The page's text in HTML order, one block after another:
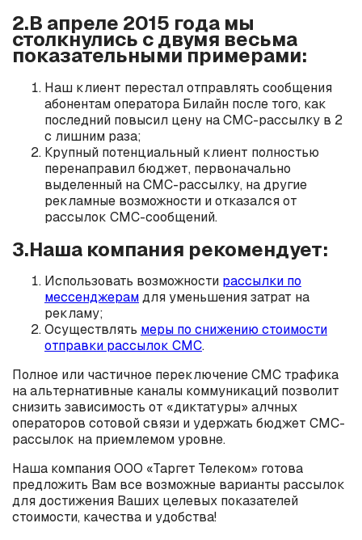
2.В апреле 2015 года мы
столкнулись с двумя весьма
показательными примерами:
Наш клиент перестал отправлять сообщения
абонентам оператора Билайн после того, как
последний повысил цену на СМС-рассылку в 2
с лишним раза;
Крупный потенциальный клиент полностью
перенаправил бюджет, первоначально
выделенный на СМС-рассылку, на другие
рекламные возможности и отказался от
рассылок СМС-сообщений.
3.Наша компания рекомендует:
Использовать возможности рассылки по
мессенджерамдля уменьшения затрат на
рекламу;
Осуществлять меры по снижению стоимости
отправки рассылок СМС.
Полное или частичное переключение СМС трафика
на альтернативные каналы коммуникаций позволит
снизить зависимость от «диктатуры» алчных
операторов сотовой связи и удержать бюджет СМС-
рассылок на приемлемом уровне.
Наша компания ООО «Таргет Телеком» готова
предложить Вам все возможные варианты рассылок
для достижения Ваших целевых показателей
стоимости, качества и удобства!